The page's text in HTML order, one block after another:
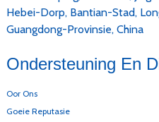
Hebei-Dorp, Bantian-Stad,
Guangdong-Provinsie, China
Ondersteuning En
Oor Ons
Goeie Reputasie